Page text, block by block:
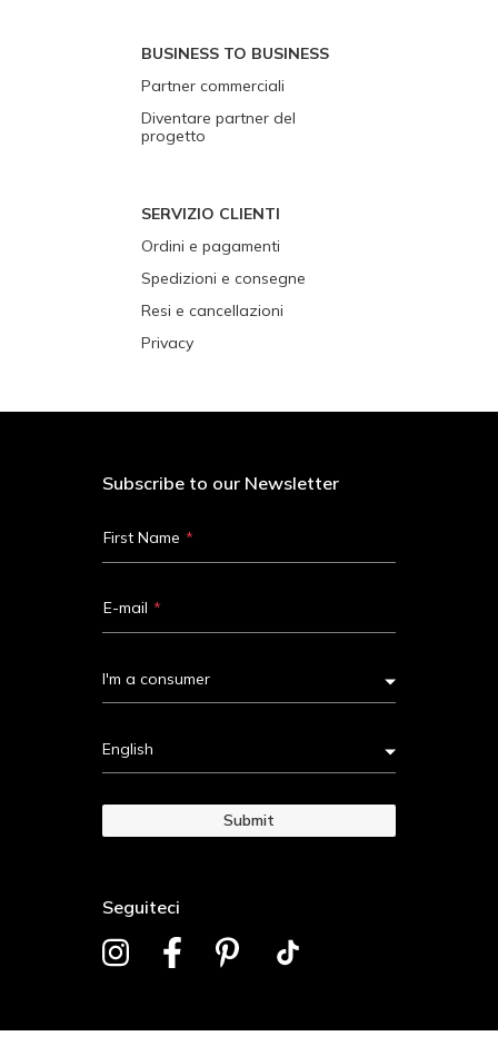
BUSINESS TO BUSINESS
Partner commerciali
Diventare partner del
progetto
SERVIZIO CLIENTI
Ordini e pagamenti
Spedizioni e consegne
Resi e cancellazioni
Privacy
Subscribe to our Newsletter
First Name
E-mail
I'm a consumer
English
Submit
Seguiteci